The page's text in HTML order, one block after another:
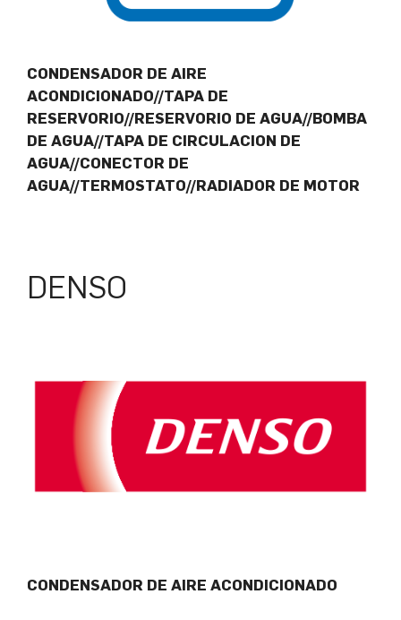
CONDENSADOR DE AIRE
ACONDICIONADO//TAPA DE
RESERVORIO//RESERVORIO DE AGUA//BOMBA
DE AGUA//TAPA DE CIRCULACION DE
AGUA//CONECTOR DE
AGUA//TERMOSTATO//RADIADOR DE MOTOR
DENSO
CONDENSADOR DE AIRE ACONDICIONADO